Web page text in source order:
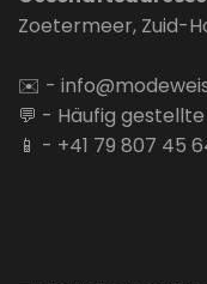
Zoetermeer, Zuid-
✉️ -
💬 - Häufig
📱 - +41 79 807 45